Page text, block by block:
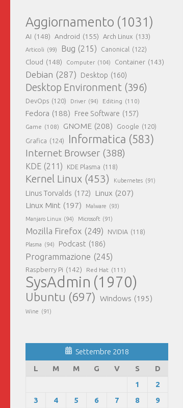
Aggiornamento (1031)
AI (148) Android (155) Arch Linux (133)
Articoli (99) Bug (215) Canonical (122)
Cloud (148) Computer (104) Container (143)
Debian (287) Desktop (160)
Desktop Environment (396)
DevOps (120) Driver (94) Editing (110)
Fedora (188) Free Software (157)
Game (108) GNOME (208) Google (120)
Grafica (124) Informatica (583)
Internet Browser (388)
KDE (211) KDE Plasma (118)
Kernel Linux (453) Kubernetes (91)
Linus Torvalds (172) Linux (207)
Linux Mint (197) Malware (93)
Manjaro Linux (94) Microsoft (91)
Mozilla Firefox (249) NVIDIA (118)
Plasma (94) Podcast (186)
Programmazione (245)
Raspberry Pi (142) Red Hat (111)
SysAdmin (1970)
Ubuntu (697) Windows (195)
Wine (91)
Settembre 2018
L
M M G V S
D
1
2
3
4 5 6 7 8
9